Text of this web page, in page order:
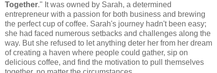
Together." It was owned by Sarah, a determined
entrepreneur with a passion for both business and brewing
the perfect cup of coffee. Sarah's journey hadn't been easy;
she had faced numerous setbacks and challenges along the
way. But she refused to let anything deter her from her dream
of creating a haven where people could gather, sip on
delicious coffee, and find the motivation to pull themselves